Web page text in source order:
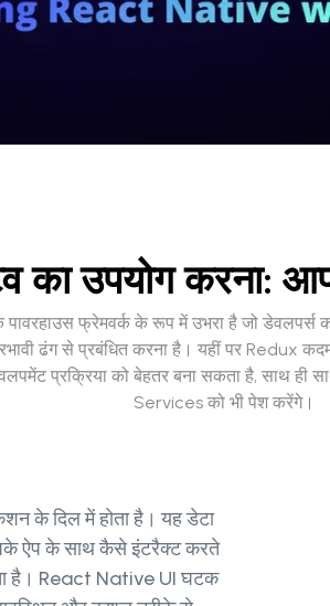
का उपयोग करना:
फ्रेमवर्क के रूप में उभरा है जो डेवलपर्स
ढंग से प्रबंधित करना है। यहीं पर Redux
प्रक्रिया को बेहतर बना सकता है, साथ ही
Services को भी पेश करेंगे।
के दिल में होता है। यह डेटा
ऐप के साथ कैसे इंटरैक्ट करते
है। React Native UI घटक